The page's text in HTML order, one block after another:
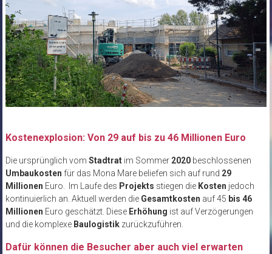
Kostenexplosion: Von 29 auf bis zu 46 Millionen Euro
Die ursprünglich vom Stadtratim Sommer 2020beschlossenen
Umbaukosten für das Mona Mare beliefen sich auf rund 29
Millionen Euro. Im Laufe des Projekts stiegen die Kosten jedoch
kontinuierlich an. Aktuell werden die Gesamtkosten auf 45 bis 46
Millionen Euro geschätzt. Diese Erhöhung ist auf Verzögerungen
und die komplexe Baulogistikzurückzuführen.
Dafür können die Besucher aber auch viel erwarten